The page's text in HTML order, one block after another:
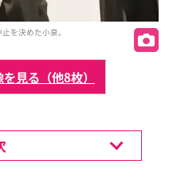
を決めた小泉。
見る（他8枚）